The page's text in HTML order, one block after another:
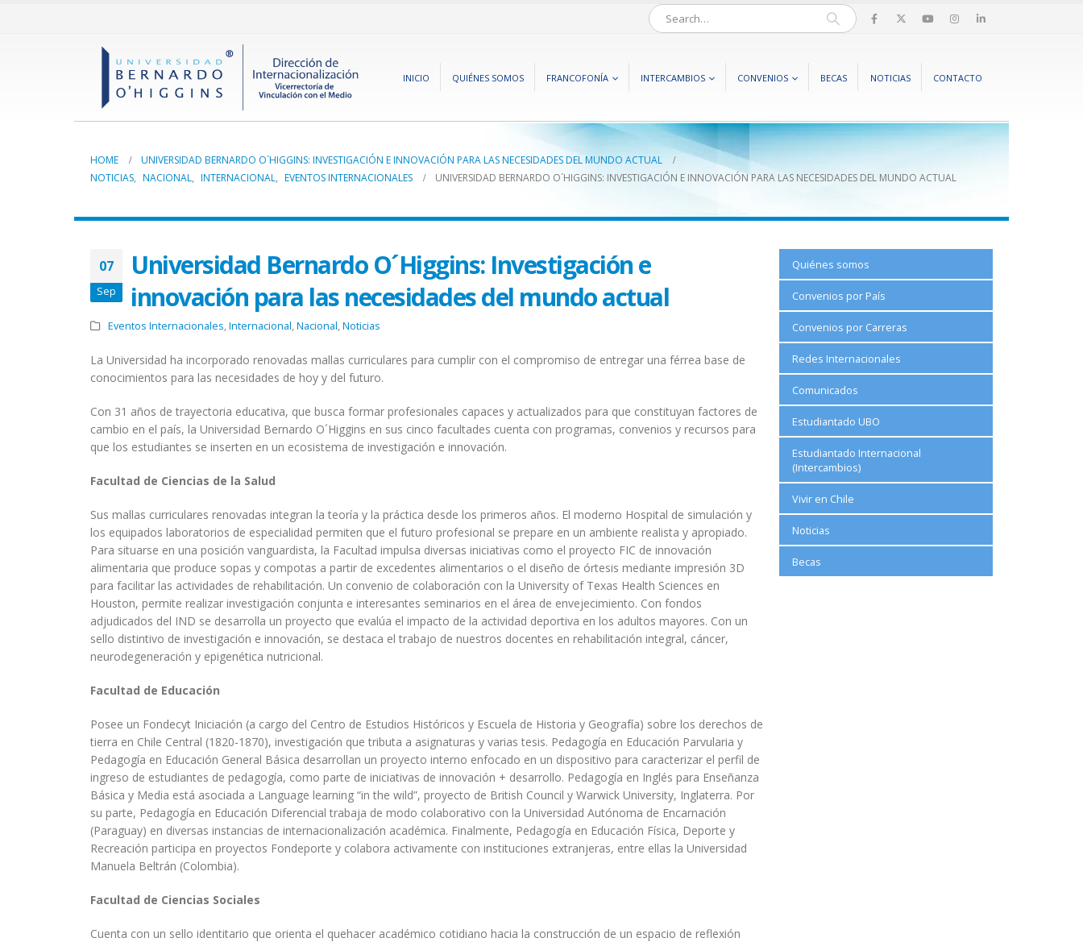
INICIO QUIÉNES SOMOS FRANCOFONÍA INTERCAMBIOS CONVENIOS BECAS NOTICIAS CONTACTO
HOME
UNIVERSIDAD BERNARDO O´HIGGINS: INVESTIGACIÓN E INNOVACIÓN PARA LAS NECESIDADES DEL MUNDO ACTUAL
NOTICIAS, NACIONAL, INTERNACIONAL, EVENTOS INTERNACIONALES UNIVERSIDAD BERNARDO O´HIGGINS: INVESTIGACIÓN E INNOVACIÓN PARA LAS NECESIDADES DEL MUNDO ACTUAL
07
Sep
Universidad Bernardo O´Higgins: Investigación e
innovación para las necesidades del mundo actual
Eventos Internacionales,Internacional,Nacional,Noticias
La Universidad ha incorporado renovadas mallas curriculares para cumplir con el compromiso de entregar una férrea base de
conocimientos para las necesidades de hoy y del futuro.
Con 31 años de trayectoria educativa, que busca formar profesionales capaces y actualizados para que constituyan factores de
cambio en el país, la Universidad Bernardo O´Higgins en sus cinco facultades cuenta con programas, convenios y recursos para
que los estudiantes se inserten en un ecosistema de investigación e innovación.
Facultad de Ciencias de la Salud
Sus mallas curriculares renovadas integran la teoría y la práctica desde los primeros años. El moderno Hospital de simulación y
los equipados laboratorios de especialidad permiten que el futuro profesional se prepare en un ambiente realista y apropiado.
Para situarse en una posición vanguardista, la Facultad impulsa diversas iniciativas como el proyecto FIC de innovación
alimentaria que produce sopas y compotas a partir de excedentes alimentarios o el diseño de órtesis mediante impresión 3D
para facilitar las actividades de rehabilitación. Un convenio de colaboración con la University of Texas Health Sciences en
Houston, permite realizar investigación conjunta e interesantes seminarios en el área de envejecimiento. Con fondos
adjudicados del IND se desarrolla un proyecto que evalúa el impacto de la actividad deportiva en los adultos mayores. Con un
sello distintivo de investigación e innovación, se destaca el trabajo de nuestros docentes en rehabilitación integral, cáncer,
neurodegeneración y epigenética nutricional.
Facultad de Educación
Posee un Fondecyt Iniciación (a cargo del Centro de Estudios Históricos y Escuela de Historia y Geografía) sobre los derechos de
tierra en Chile Central (1820-1870), investigación que tributa a asignaturas y varias tesis. Pedagogía en Educación Parvularia y
Pedagogía en Educación General Básica desarrollan un proyecto interno enfocado en un dispositivo para caracterizar el perfil de
ingreso de estudiantes de pedagogía, como parte de iniciativas de innovación + desarrollo. Pedagogía en Inglés para Enseñanza
Básica y Media está asociada a Language learning “in the wild”, proyecto de British Council y Warwick University, Inglaterra. Por
su parte, Pedagogía en Educación Diferencial trabaja de modo colaborativo con la Universidad Autónoma de Encarnación
(Paraguay) en diversas instancias de internacionalización académica. Finalmente, Pedagogía en Educación Física, Deporte y
Recreación participa en proyectos Fondeporte y colabora activamente con instituciones extranjeras, entre ellas la Universidad
Manuela Beltrán (Colombia).
Facultad de Ciencias Sociales
Cuenta con un sello identitario que orienta el quehacer académico cotidiano hacia la construcción de un espacio de reflexión
Quiénes somos
Convenios por País
Convenios por Carreras
Redes Internacionales
Comunicados
Estudiantado UBO
Estudiantado Internacional
(Intercambios)
Vivir en Chile
Noticias
Becas